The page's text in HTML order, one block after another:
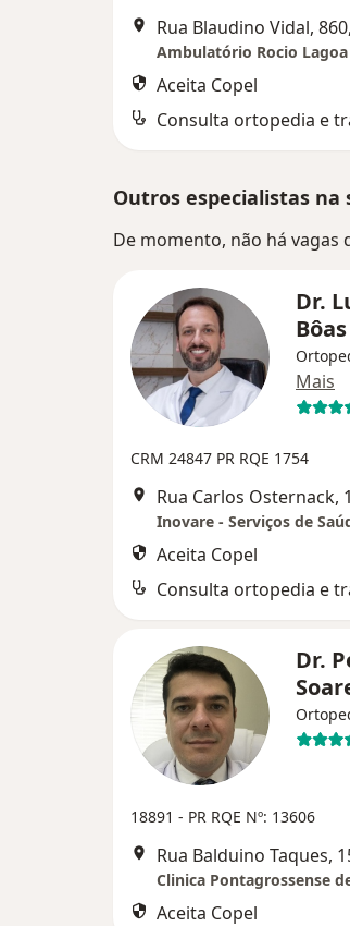
Rua Blaudino Vidal,
Ambulatório Rocio Lagoa
Aceita Copel
Consulta ortopedia e
Outros especialistas na
De momento, não há vagas
Dr.
Bôas
Mais
CRM 24847 PR RQE 1754
Rua Carlos Osternack,
Inovare - Serviços de
Aceita Copel
Consulta ortopedia e
Dr.
18891 - PR RQE Nº: 13606
Clinica Pontagrossense
Aceita Copel